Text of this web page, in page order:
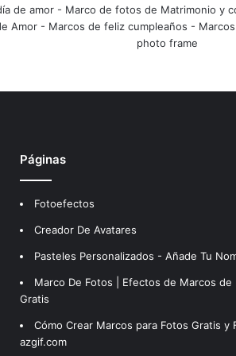
de amor - Marco de fotos de Matrimonio y
Amor- Marcos de feliz cumpleaños -
photo frame
Páginas
Fotoefectos
Creador De Avatares
Pasteles Personalizados - Añade Tu
Marco De Fotos | Efectos de Marcos de
Gratis
Cómo Crear Marcos para Fotos Gratis y
azgif.com